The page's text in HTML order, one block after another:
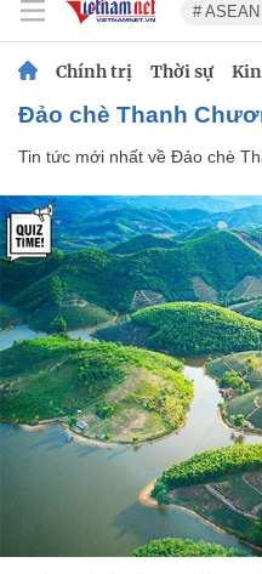
#
Chính trị Thời sự
Đảo chè Thanh
Tin tức mới nhất về Đảo chè